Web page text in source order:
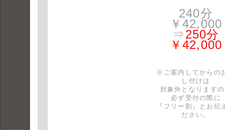
240分
￥42,000
⇒250分
￥42,000
※ご案内してからの
し付けは
対象外となります
必ず受付の際に
『フリー割』とお伝
ださい。